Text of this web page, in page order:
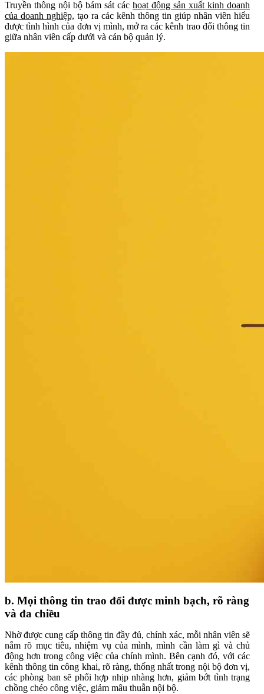
Truyền thông nội bộ bám sát các hoạt động sản xuất kinh doanh
của doanh nghiệp, tạo ra các kênh thông tin giúp nhân viên hiểu
được tình hình của đơn vị mình, mở ra các kênh trao đổi thông tin
giữa nhân viên cấp dưới và cán bộ quản lý.
b. Mọi thông tin trao đổi được minh bạch, rõ ràng
và đa chiều
Nhờ được cung cấp thông tin đầy đủ, chính xác, mỗi nhân viên sẽ
nắm rõ mục tiêu, nhiệm vụ của mình, mình cần làm gì và chủ
động hơn trong công việc của chính mình. Bên cạnh đó, với các
kênh thông tin công khai, rõ ràng, thống nhất trong nội bộ đơn vị,
các phòng ban sẽ phối hợp nhịp nhàng hơn, giảm bớt tình trạng
chồng chéo công việc, giảm mâu thuẫn nội bộ.